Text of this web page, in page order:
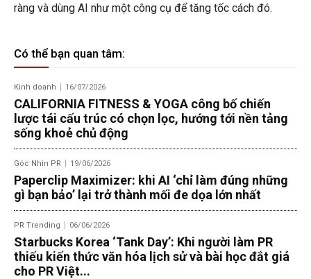
ràng và dùng AI như một công cụ để tăng tốc cách đó.
Có thể bạn quan tâm:
Kinh doanh 16/07/2026
CALIFORNIA FITNESS & YOGA công bố chiến
lược tái cấu trúc có chọn lọc, hướng tới nền tảng
sống khoẻ chủ động
Góc Nhìn PR 19/06/2026
Paperclip Maximizer: khi AI ‘chỉ làm đúng những
gì bạn bảo’ lại trở thành mối đe dọa lớn nhất
PR Trending 06/06/2026
Starbucks Korea ‘Tank Day’: Khi người làm PR
thiếu kiến thức văn hóa lịch sử và bài học đắt giá
cho PR Việt...